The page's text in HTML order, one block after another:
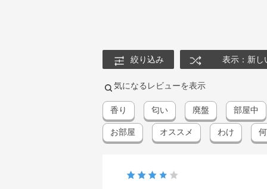
絞り込み 表示：新し
気になるレビューを表示
香り 匂い 廃盤 部屋中
お部屋 オススメ わけ